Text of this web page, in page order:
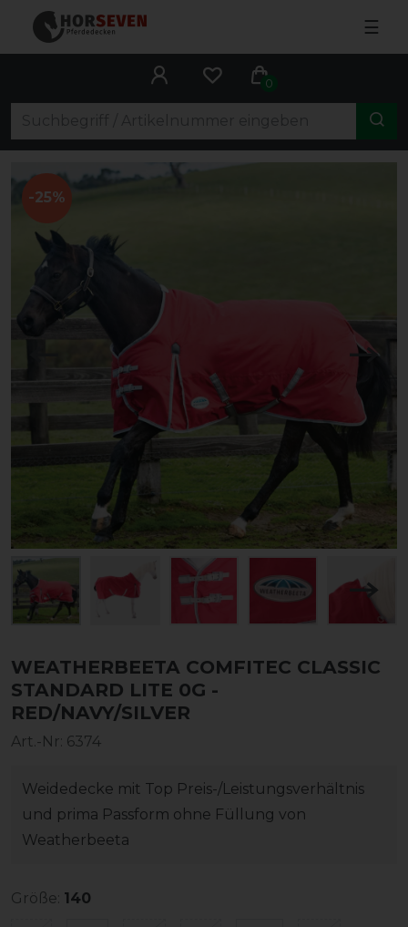
☰
0
-25%
WEATHERBEETA COMFITEC CLASSIC
STANDARD LITE 0G -
RED/NAVY/SILVER
Art.-Nr: 6374
Weidedecke mit Top Preis-/Leistungsverhältnis
und prima Passform ohne Füllung von
Weatherbeeta
Größe: 140